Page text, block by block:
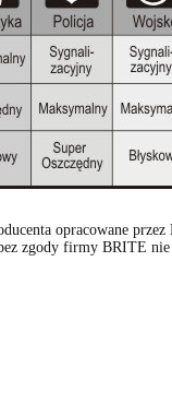
opracowane
zgody firmy BRITE nie